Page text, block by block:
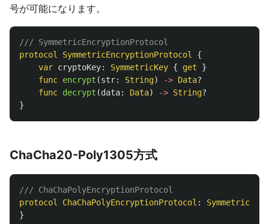
号が可能になります。
/// SymmetricEncryptionProtocol
protocol
SymmetricEncryptionProtocol
{
var cryptoKey: SymmetricKey { get
}
func encrypt (str: String) -> Data?
func decrypt (data: Data) -> String?
}
ChaCha20-Poly1305方式
/// ChaChaPolyEncryptionProtocol
protocol
ChaChaPolyEncryptionProtocol :
}